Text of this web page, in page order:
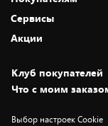
О нас
Адреса магазинов
Новости
Статьи и обзоры
Вакансии
Дай пять добру!
Как сделать заказ
Оплата и доставка
Безналичный расчёт
Обмен и возврат
Сервисы
Установка техники
Для игровых
Акции
Скидки и промокоды
Белорусские товары
Клуб покупателей
Что с моим
Выбор настроек Cookie